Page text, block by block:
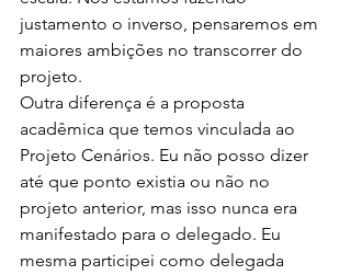
justamento o inverso, pensaremos em
maiores ambições no transcorrer do
projeto.
Outra diferença é a proposta
acadêmica que temos vinculada ao
Projeto Cenários. Eu não posso dizer
até que ponto existia ou não no
projeto anterior, mas isso nunca era
manifestado para o delegado. Eu
mesma participei como delegada